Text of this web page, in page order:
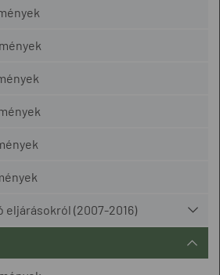
eljárásokról (2007-2016)